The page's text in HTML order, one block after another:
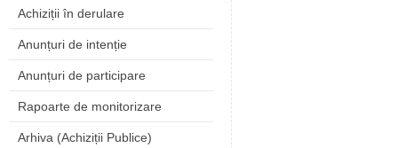
Achiziții în derulare
Anunțuri de intenție
Anunțuri de participare
Rapoarte de monitorizare
Arhiva (Achiziții Publice)